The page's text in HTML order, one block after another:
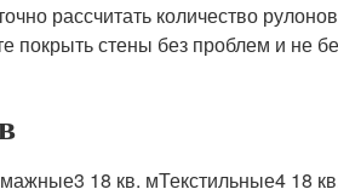
рассчитать количество
покрыть стены без проблем и не
18 кв. мТекстильные4 18